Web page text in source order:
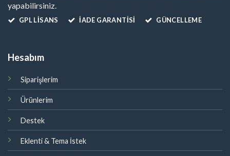
yapabilirsiniz.
GPL LISANS İADE GARANTİSİ GÜNCELLEME
Hesabım
Siparişlerim
Ürünlerim
Destek
Eklenti & Tema İstek